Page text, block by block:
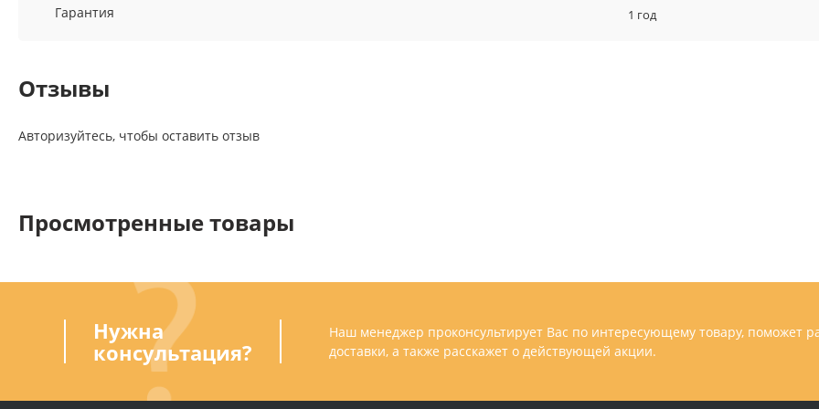
Гарантия 1 год
Отзывы
Авторизуйтесь, чтобы оставить отзыв
Просмотренные товары
Нужна
консультация?
Наш менеджер проконсультирует Вас по интересующему товару, поможет
доставки, а также расскажет о действующей акции.